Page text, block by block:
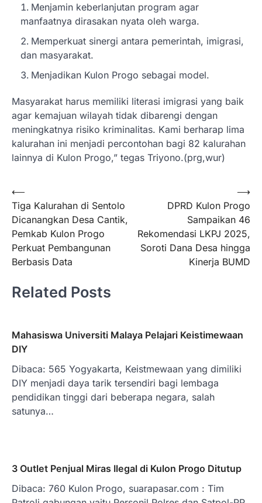
Menjamin keberlanjutan program agar
manfaatnya dirasakan nyata oleh warga.
Memperkuat sinergi antara pemerintah, imigrasi,
dan masyarakat.
Menjadikan Kulon Progo sebagai model.
Masyarakat harus memiliki literasi imigrasi yang baik
agar kemajuan wilayah tidak dibarengi dengan
meningkatnya risiko kriminalitas. Kami berharap lima
kalurahan ini menjadi percontohan bagi 82 kalurahan
lainnya di Kulon Progo,” tegas Triyono.(prg,wur)
Navigasi
pos
⟵
Tiga Kalurahan di Sentolo
Dicanangkan Desa Cantik,
Pemkab Kulon Progo
Perkuat Pembangunan
Berbasis Data
DPRD Kulon Progo
Sampaikan 46
Rekomendasi LKPJ 2025,
Soroti Dana Desa hingga
Kinerja BUMD
⟶
Related Posts
Mahasiswa Universiti Malaya Pelajari Keistimewaan
DIY
Dibaca: 565 Yogyakarta, Keistmewaan yang dimiliki
DIY menjadi daya tarik tersendiri bagi lembaga
pendidikan tinggi dari beberapa negara, salah
satunya…
3 Outlet Penjual Miras Ilegal di Kulon Progo Ditutup
Dibaca: 760 Kulon Progo, suarapasar.com : Tim